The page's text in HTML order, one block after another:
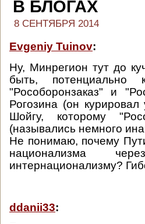
В БЛОГАХ
8 СЕНТЯБРЯ 2014
Evgeniy Tuinov:
Ну, Минрегион тут до
быть, потенциально
"Рособоронзаказ" и
Рогозина (он
Шойгу, которому
(назывались немного
Не понимаю, почему
национализма
интернационализму?
ddanii33: